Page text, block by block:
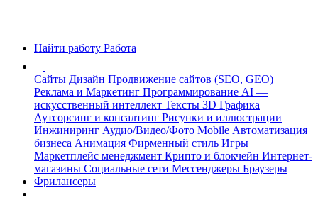
Найти работу Работа
Сайты Дизайн Продвижение сайтов (SEO, GEO)
Реклама и Маркетинг Программирование AI —
искусственный интеллект Тексты 3D Графика
Аутсорсинг и консалтинг Рисунки и иллюстрации
Инжиниринг Аудио/Видео/Фото Mobile Автоматизация
бизнеса Анимация Фирменный стиль Игры
Маркетплейс менеджмент Крипто и блокчейн Интернет-
магазины Социальные сети Мессенджеры Браузеры
Фрилансеры